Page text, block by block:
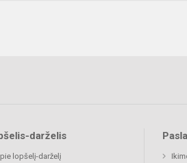
darželis
lopšelį-darželį